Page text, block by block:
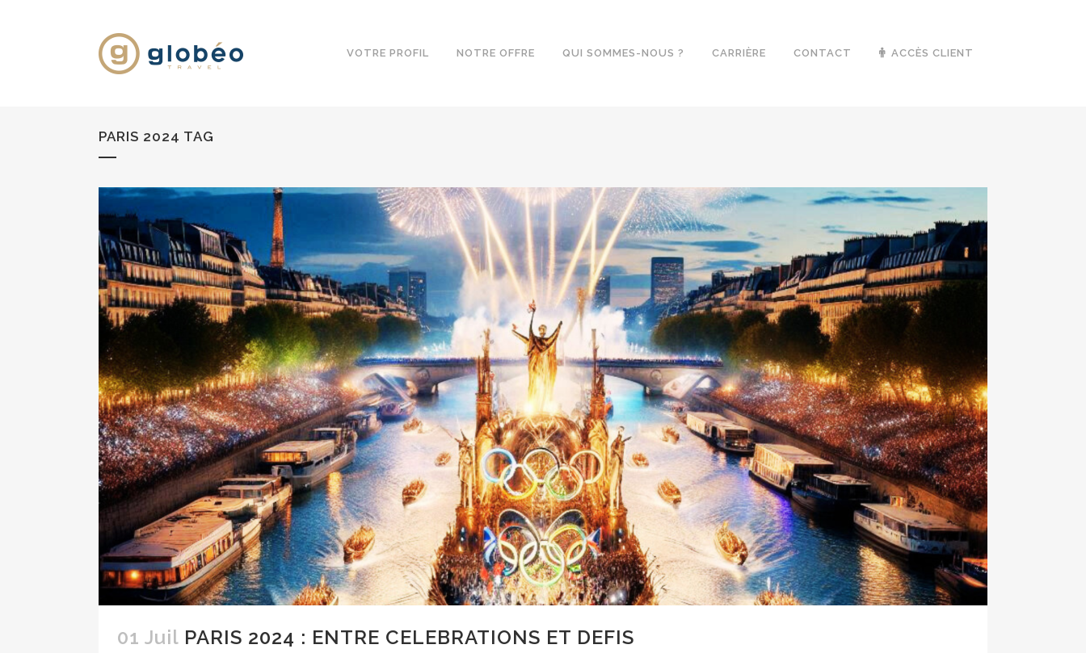
VOTRE PROFIL NOTRE OFFRE QUI SOMMES-NOUS ? CARRIÈRE CONTACT ACCÈS CLIENT
PARIS 2024 TAG
01 Juil PARIS 2024 : ENTRE CELEBRATIONS ET DEFIS